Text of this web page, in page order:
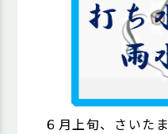
６月上旬、さいた